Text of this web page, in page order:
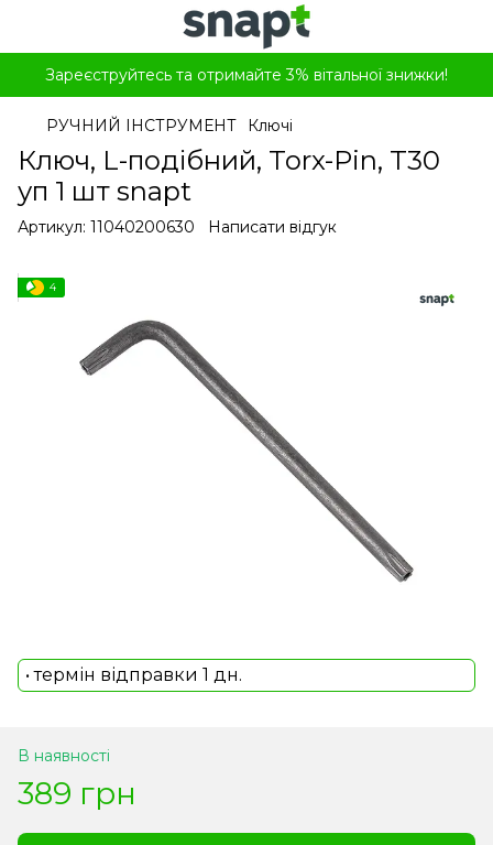
Зареєструйтесь та отримайте 3% вітальної знижки!
РУЧНИЙ ІНСТРУМЕНТ Ключі
Ключ, L-подібний, Torx-Pin, T30
уп 1 шт snapt
Артикул: 11040200630 Написати відгук
4
• термін відправки 1 дн.
В наявності
389 грн